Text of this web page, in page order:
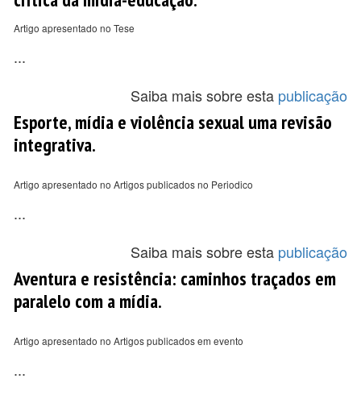
Artigo apresentado no Tese
...
Saiba mais sobre esta publicação
Esporte, mídia e violência sexual uma revisão
integrativa.
Artigo apresentado no Artigos publicados no Periodico
...
Saiba mais sobre esta publicação
Aventura e resistência: caminhos traçados em
paralelo com a mídia.
Artigo apresentado no Artigos publicados em evento
...